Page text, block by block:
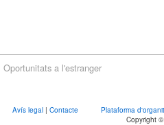
Oportunitats a l'estranger
Avís legal | Contacte
Plataforma
Copyright